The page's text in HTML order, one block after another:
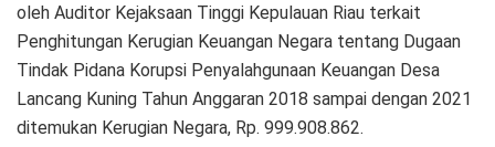
oleh Auditor Kejaksaan Tinggi Kepulauan Riau terkait
Penghitungan Kerugian Keuangan Negara tentang Dugaan
Tindak Pidana Korupsi Penyalahgunaan Keuangan Desa
Lancang Kuning Tahun Anggaran 2018 sampai dengan 2021
ditemukan Kerugian Negara, Rp. 999.908.862.